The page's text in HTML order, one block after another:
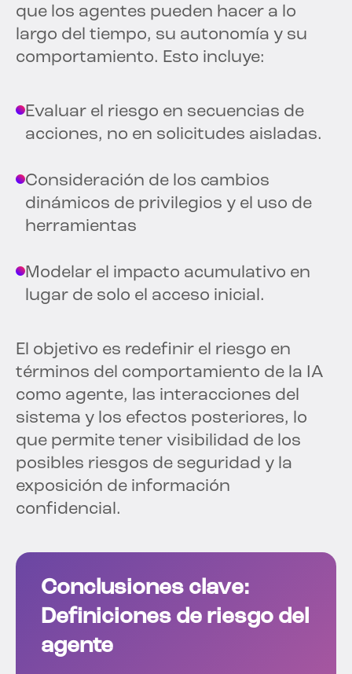
que los agentes pueden hacer a lo
largo del tiempo, su autonomía y su
comportamiento. Esto incluye:
Evaluar el riesgo en secuencias de
acciones, no en solicitudes aisladas.
Consideración de los cambios
dinámicos de privilegios y el uso de
herramientas
Modelar el impacto acumulativo en
lugar de solo el acceso inicial.
El objetivo es redefinir el riesgo en
términos del comportamiento de la IA
como agente, las interacciones del
sistema y los efectos posteriores, lo
que permite tener visibilidad de los
posibles riesgos de seguridad y la
exposición de información
confidencial.
Conclusiones clave:
Definiciones de riesgo del
agente